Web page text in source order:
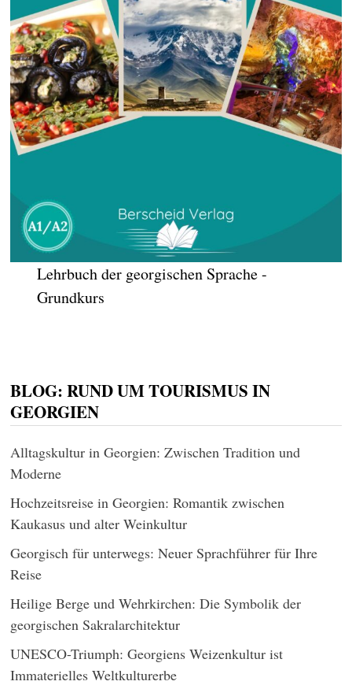
Lehrbuch der georgischen Sprache -
Grundkurs
BLOG: RUND UM TOURISMUS IN
GEORGIEN
Alltagskultur in Georgien: Zwischen Tradition und
Moderne
Hochzeitsreise in Georgien: Romantik zwischen
Kaukasus und alter Weinkultur
Georgisch für unterwegs: Neuer Sprachführer für Ihre
Reise
Heilige Berge und Wehrkirchen: Die Symbolik der
georgischen Sakralarchitektur
UNESCO-Triumph: Georgiens Weizenkultur ist
Immaterielles Weltkulturerbe